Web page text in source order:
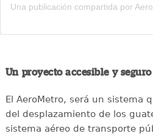
Un proyecto accesible y seguro
El AeroMetro, será un sistema
del desplazamiento de los
sistema aéreo de transporte